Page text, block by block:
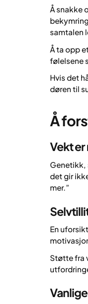
Å snakke
samtalen
Å ta opp
følelsene
Hvis det
døren til
Å
Vekt er
Genetikk,
det gir
mer.”
En
Støtte fra